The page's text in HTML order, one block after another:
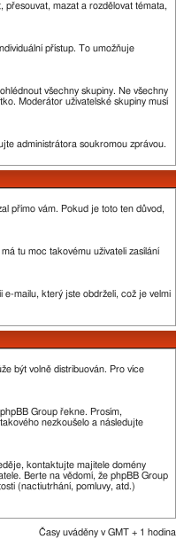
mazat a rozdělovat témata,
přístup. To umožňuje
všechny skupiny. Ne všechny
Moderátor uživatelské skupiny musí
administrátora soukromou zprávou.
přímo vám. Pokud je toto ten důvod,
tu moc takovému uživateli zasílání
e-mailu, který jste obdrželi, což je velmi
být volně distribuován. Pro více
Group řekne. Prosím,
nezkoušelo a následujte
kontaktujte majitele domény
Berte na vědomí, že phpBB Group
(nactiutrhání, pomluvy, atd.)
Časy uváděny v GMT + 1 hodina